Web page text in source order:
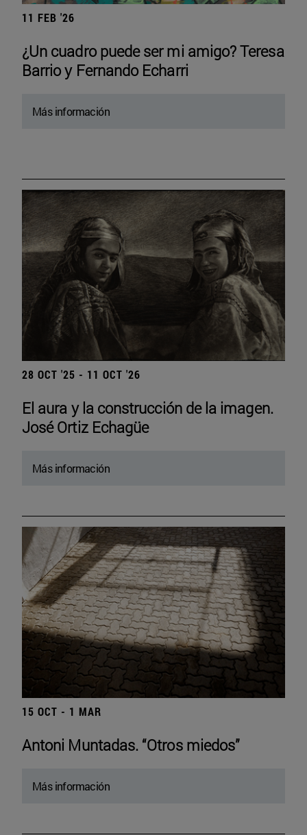
11 FEB '26
¿Un cuadro puede ser mi amigo? Teresa
Barrio y Fernando Echarri
Más información
28 OCT '25 - 11 OCT '26
El aura y la construcción de la imagen.
José Ortiz Echagüe
Más información
15 OCT - 1 MAR
Antoni Muntadas. “Otros miedos”
Más información